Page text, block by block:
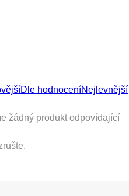
Dle hodnoceníNejlevnější
žádný produkt odpovídající